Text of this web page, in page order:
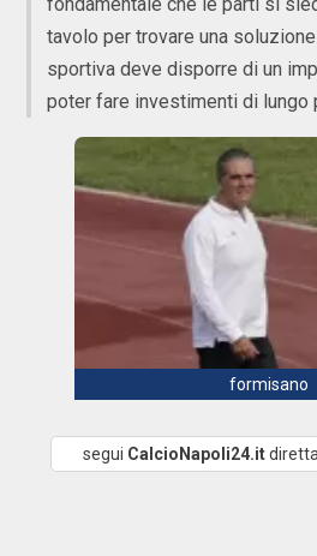
fondamentale che le parti si
tavolo per trovare una
sportiva deve disporre di un
poter fare investimenti di lungo
formisano
segui CalcioNapoli24.it